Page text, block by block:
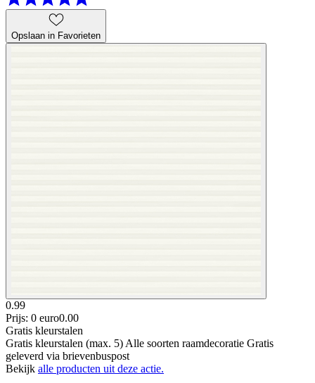
Opslaan in Favorieten
0.99
Prijs: 0 euro0.00
Gratis kleurstalen
Gratis kleurstalen (max. 5) Alle soorten raamdecoratie Gratis
geleverd via brievenbuspost
Bekijk alle producten uit deze actie.